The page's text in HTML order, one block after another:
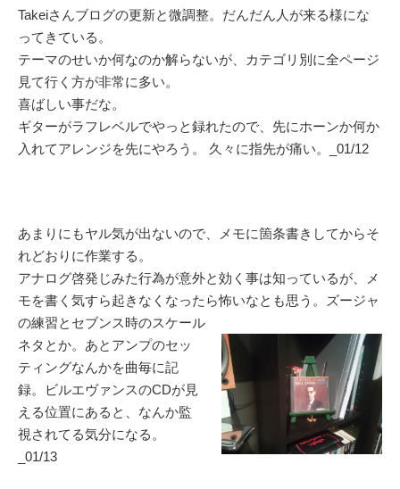
Takeiさんブログの更新と微調整。だんだん人が来る様にな
ってきている。
テーマのせいか何なのか解らないが、カテゴリ別に全ページ
見て行く方が非常に多い。
喜ばしい事だな。
ギターがラフレベルでやっと録れたので、先にホーンか何か
入れてアレンジを先にやろう。 久々に指先が痛い。_01/12
あまりにもヤル気が出ないので、メモに箇条書きしてからそ
れどおりに作業する。
アナログ啓発じみた行為が意外と効く事は知っているが、メ
モを書く気すら起きなくなったら怖いなとも思う。ズージャ
の練習とセブンス時のスケール
ネタとか。あとアンプのセッ
ティングなんかを曲毎に記
録。ビルエヴァンスのCDが見
える位置にあると、なんか監
視されてる気分になる。
_01/13